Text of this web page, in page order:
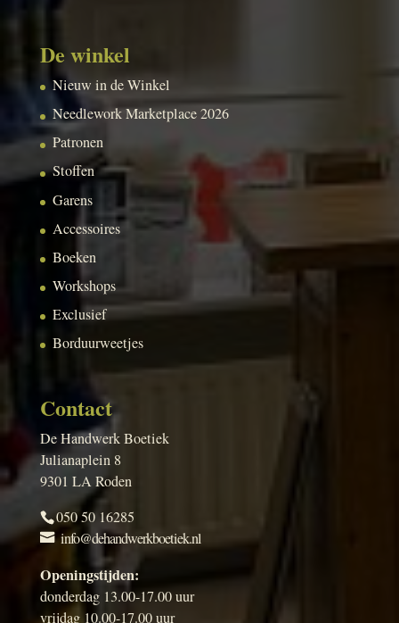
De winkel
Nieuw in de Winkel
Needlework Marketplace 2026
Patronen
Stoffen
Garens
Accessoires
Boeken
Workshops
Exclusief
Borduurweetjes
Contact
De Handwerk Boetiek
Julianaplein 8
9301 LA Roden
050 50 16285
info@dehandwerkboetiek.nl
Openingstijden:
donderdag 13.00-17.00 uur
vrijdag 10.00-17.00 uur